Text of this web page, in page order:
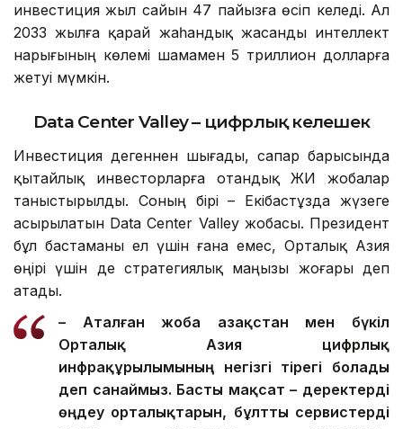
инвестиция жыл сайын 47 пайызға өсіп келеді. Ал
2033 жылға қарай жаһандық жасанды интеллект
нарығының көлемі шамамен 5 триллион долларға
жетуі мүмкін.
Data Center Valley – цифрлық келешек
Инвестиция дегеннен шығады, сапар барысында
қытайлық инвесторларға отандық ЖИ жобалар
таныстырылды. Соның бірі – Екібастұзда жүзеге
асырылатын Data Center Valley жобасы. Президент
бұл бастаманы ел үшін ғана емес, Орталық Азия
өңірі үшін де стратегиялық маңызы жоғары деп
атады.
– Аталған жоба Қазақстан мен бүкіл
Орталық Азия цифрлық
инфрақұрылымының негізгі тірегі болады
деп санаймыз. Басты мақсат – деректерді
өңдеу орталықтарын, бұлтты сервистерді